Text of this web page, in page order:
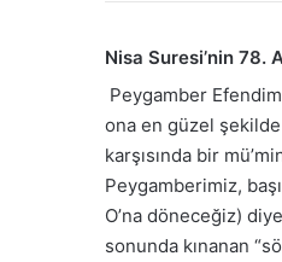
Nisa Suresi’nin 78.
Peygamber
ona en güzel şekilde
karşısında bir
Peygamberimiz,
O’na döneceğiz)
sonunda kınanan